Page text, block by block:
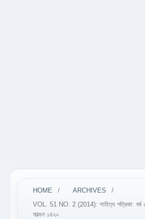
HOME / ARCHIVES
/
VOL. 51 NO. 2 (2014): সাহিত্য পত্রিকা:
ফাল্গুন ১৪২০